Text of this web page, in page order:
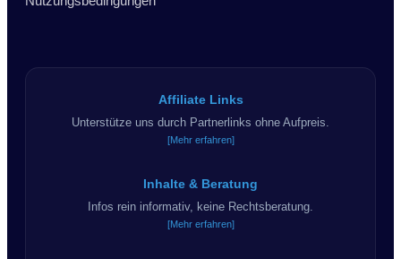
Affiliate Links
Unterstütze uns durch Partnerlinks ohne Aufpreis.
[Mehr erfahren]
Inhalte & Beratung
Infos rein informativ, keine Rechtsberatung.
[Mehr erfahren]